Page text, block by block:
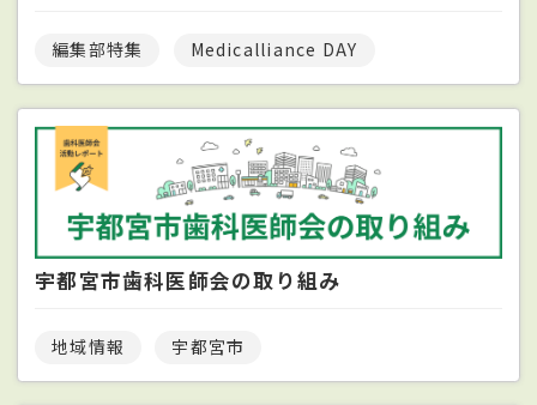
編集部特集 Medicalliance DAY
宇都宮市歯科医師会の取り組み
地域情報 宇都宮市